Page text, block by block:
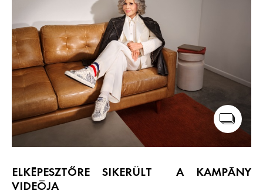
ELKÉPESZTŐRE SIKERÜLT A KAMPÁNY
VIDEÓJA